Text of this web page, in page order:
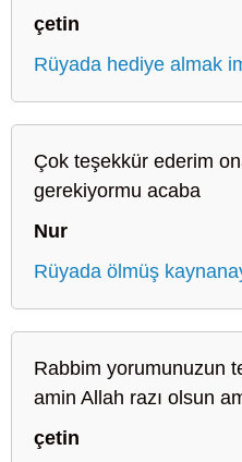
çetin
Rüyada hediye almak
Çok teşekkür ederim
gerekiyormu acaba
Nur
Rüyada ölmüş
Rabbim yorumunuzun
amin Allah razı olsun
çetin